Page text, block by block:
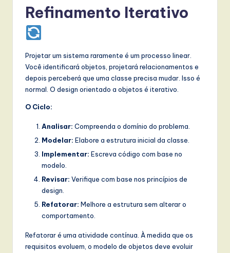
Refinamento Iterativo
Projetar um sistema raramente é um processo linear.
Você identificará objetos, projetará relacionamentos e
depois perceberá que uma classe precisa mudar. Isso é
normal. O design orientado a objetos é iterativo.
O Ciclo:
Analisar: Compreenda o domínio do problema.
Modelar: Elabore a estrutura inicial da classe.
Implementar: Escreva código com base no
modelo.
Revisar: Verifique com base nos princípios de
design.
Refatorar: Melhore a estrutura sem alterar o
comportamento.
Refatorar é uma atividade contínua. À medida que os
requisitos evoluem, o modelo de objetos deve evoluir